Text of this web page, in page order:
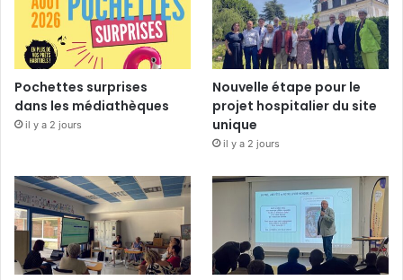
Pochettes surprises
dans les médiathèques
il y a 2 jours
Nouvelle étape pour le
projet hospitalier du site
unique
il y a 2 jours